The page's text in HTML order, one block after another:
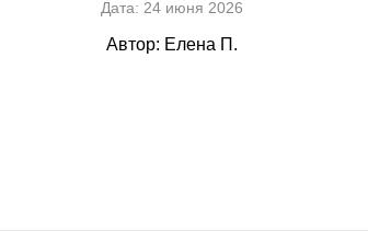
Дата: 24 июня 2026
Автор: Елена П.